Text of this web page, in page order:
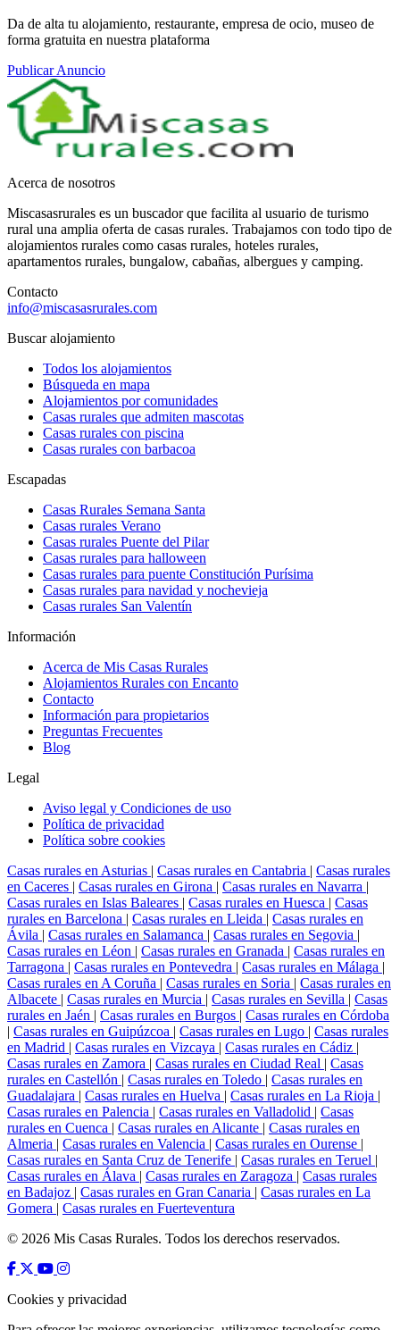
Da de alta tu alojamiento, restaurante, empresa de ocio, museo de
forma gratuita en nuestra plataforma
Publicar Anuncio
Acerca de nosotros
Miscasasrurales es un buscador que facilita al usuario de turismo
rural una amplia oferta de casas rurales. Trabajamos con todo tipo de
alojamientos rurales como casas rurales, hoteles rurales,
apartamentos rurales, bungalow, cabañas, albergues y camping.
Contacto
info@miscasasrurales.com
Buscar alojamiento
Todos los alojamientos
Búsqueda en mapa
Alojamientos por comunidades
Casas rurales que admiten mascotas
Casas rurales con piscina
Casas rurales con barbacoa
Escapadas
Casas Rurales Semana Santa
Casas rurales Verano
Casas rurales Puente del Pilar
Casas rurales para halloween
Casas rurales para puente Constitución Purísima
Casas rurales para navidad y nochevieja
Casas rurales San Valentín
Información
Acerca de Mis Casas Rurales
Alojamientos Rurales con Encanto
Contacto
Información para propietarios
Preguntas Frecuentes
Blog
Legal
Aviso legal y Condiciones de uso
Política de privacidad
Política sobre cookies
Casas rurales en Asturias | Casas rurales en Cantabria | Casas rurales
en Caceres | Casas rurales en Girona | Casas rurales en Navarra |
Casas rurales en Islas Baleares | Casas rurales en Huesca | Casas
rurales en Barcelona | Casas rurales en Lleida | Casas rurales en
Ávila | Casas rurales en Salamanca | Casas rurales en Segovia |
Casas rurales en Léon | Casas rurales en Granada | Casas rurales en
Tarragona | Casas rurales en Pontevedra | Casas rurales en Málaga |
Casas rurales en A Coruña | Casas rurales en Soria | Casas rurales en
Albacete | Casas rurales en Murcia | Casas rurales en Sevilla | Casas
rurales en Jaén | Casas rurales en Burgos | Casas rurales en Córdoba
| Casas rurales en Guipúzcoa | Casas rurales en Lugo | Casas rurales
en Madrid | Casas rurales en Vizcaya | Casas rurales en Cádiz |
Casas rurales en Zamora | Casas rurales en Ciudad Real | Casas
rurales en Castellón | Casas rurales en Toledo | Casas rurales en
Guadalajara | Casas rurales en Huelva | Casas rurales en La Rioja |
Casas rurales en Palencia | Casas rurales en Valladolid | Casas
rurales en Cuenca | Casas rurales en Alicante | Casas rurales en
Almeria | Casas rurales en Valencia | Casas rurales en Ourense |
Casas rurales en Santa Cruz de Tenerife | Casas rurales en Teruel |
Casas rurales en Álava | Casas rurales en Zaragoza | Casas rurales
en Badajoz | Casas rurales en Gran Canaria | Casas rurales en La
Gomera | Casas rurales en Fuerteventura
© 2026 Mis Casas Rurales. Todos los derechos reservados.
Cookies y privacidad